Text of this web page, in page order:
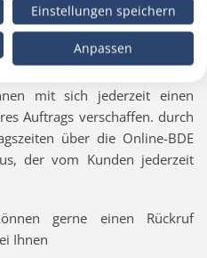
System wie TaxMetall
Sie Offline arbeiten können,
Server liegt und an Ihre
mit sich jederzeit einen
Auftrags verschaffen. durch
über die Online-BDE
der vom Kunden jederzeit
gerne einen Rückruf
Ihnen
Einstellungen speichern
Anpassen